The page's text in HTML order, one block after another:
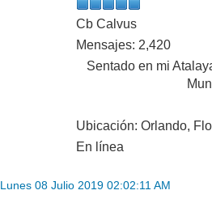
Cb Calvus
Mensajes: 2,420
Sentado en mi
Ubicación: Orlando,
En línea
Lunes 08 Julio 2019 02:02:11 AM